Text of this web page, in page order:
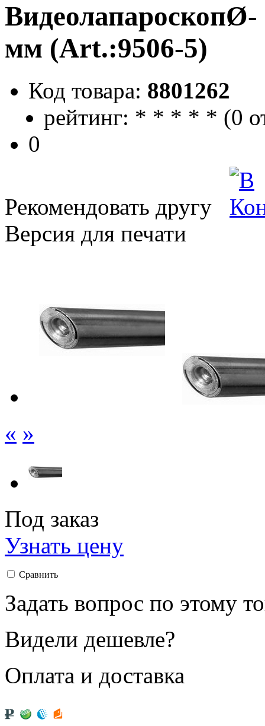
мм (Art.:9506-5)
Код товара: 8801262
рейтинг: * * * * * (0
0
Рекомендовать другу
Версия для печати
« »
Под заказ
Узнать цену
Сравнить
Задать вопрос по этому
Видели дешевле?
Оплата и доставка